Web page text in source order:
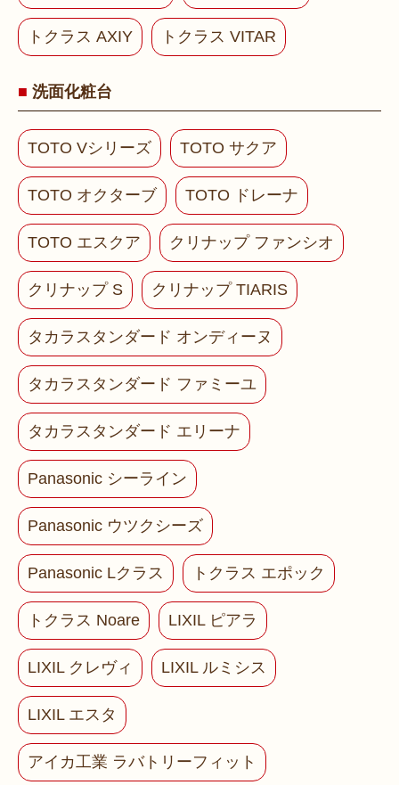
トクラス AXIY トクラス VITAR
洗面化粧台
TOTO Vシリーズ TOTO サクア
TOTO オクターブ TOTO ドレーナ
TOTO エスクア クリナップ ファンシオ
クリナップ S クリナップ TIARIS
タカラスタンダード オンディーヌ
タカラスタンダード ファミーユ
タカラスタンダード エリーナ
Panasonic シーライン
Panasonic ウツクシーズ
Panasonic Lクラス トクラス エポック
トクラス Noare LIXIL ピアラ
LIXIL クレヴィ LIXIL ルミシス
LIXIL エスタ
アイカ工業 ラバトリーフィット